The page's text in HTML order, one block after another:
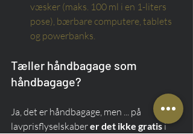
væsker (maks. 100 ml i en 1-liters
pose), bærbare computere, tablets
og powerbanks.
Tæller håndbagage som
håndbagage?
Ja, det er håndbagage, men ... på
lavprisflyselskaber er det ikke gratis i